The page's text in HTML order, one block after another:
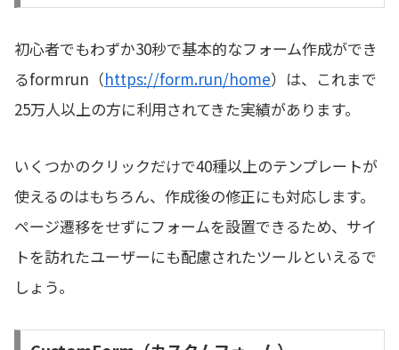
初心者でもわずか30秒で基本的なフォーム作成ができ
るformrun（https://form.run/home）は、これまで
25万人以上の方に利用されてきた実績があります。
いくつかのクリックだけで40種以上のテンプレートが
使えるのはもちろん、作成後の修正にも対応します。
ページ遷移をせずにフォームを設置できるため、サイ
トを訪れたユーザーにも配慮されたツールといえるで
しょう。